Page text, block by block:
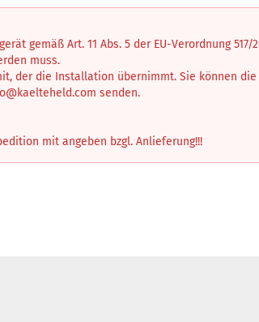
gemäß Art. 11 Abs. 5 der EU-Verordnung 517/
muss.
der die Installation übernimmt. Sie können die
senden.
mit angeben bzgl. Anlieferung!!!